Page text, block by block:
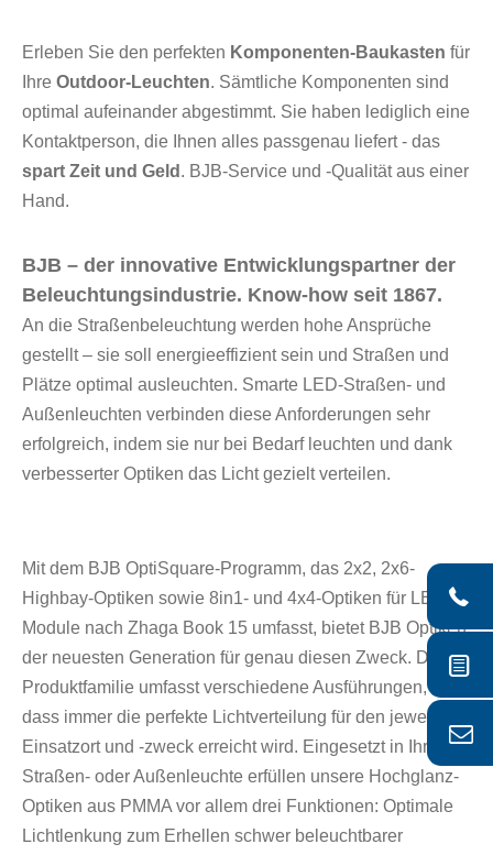
Erleben Sie den perfekten Komponenten-Baukasten für
Ihre Outdoor-Leuchten. Sämtliche Komponenten sind
optimal aufeinander abgestimmt. Sie haben lediglich eine
Kontaktperson, die Ihnen alles passgenau liefert - das
spart Zeit und Geld . BJB-Service und -Qualität aus einer
Hand.
BJB – der innovative Entwicklungspartner der
Beleuchtungsindustrie. Know-how seit 1867.
An die Straßenbeleuchtung werden hohe Ansprüche
gestellt – sie soll energieeffizient sein und Straßen und
Plätze optimal ausleuchten. Smarte LED-Straßen- und
Außenleuchten verbinden diese Anforderungen sehr
erfolgreich, indem sie nur bei Bedarf leuchten und dank
verbesserter Optiken das Licht gezielt verteilen.
Mit dem BJB OptiSquare-Programm, das 2x2, 2x6-
Highbay-Optiken sowie 8in1- und 4x4-Optiken für LED-
Module nach Zhaga Book 15 umfasst, bietet BJB Optiken
der neuesten Generation für genau diesen Zweck. Diese
Produktfamilie umfasst verschiedene Ausführungen, so
dass immer die perfekte Lichtverteilung für den jeweiligen
Einsatzort und -zweck erreicht wird. Eingesetzt in Ihre
Straßen- oder Außenleuchte erfüllen unsere Hochglanz-
Optiken aus PMMA vor allem drei Funktionen: Optimale
Lichtlenkung zum Erhellen schwer beleuchtbarer